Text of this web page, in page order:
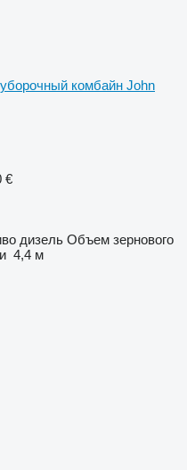
комбайн John
€
дизель Объем зернового
4,4 м